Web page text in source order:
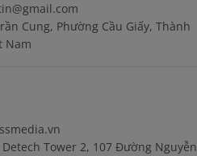
Cung, Phường Cầu Giấy, Thành
Nam
Tower 2, 107 Đường Nguyễn